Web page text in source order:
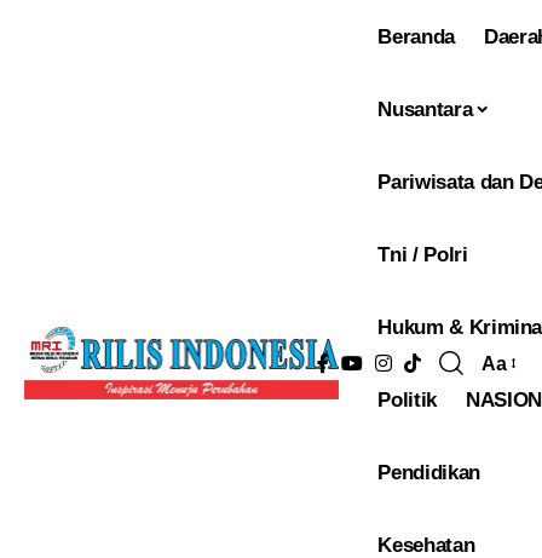
Beranda
Nusantara
Pariwisata dan
Tni / Polri
Hukum &
Politik
Pendidikan
Kesehatan
Ukuran
Aa